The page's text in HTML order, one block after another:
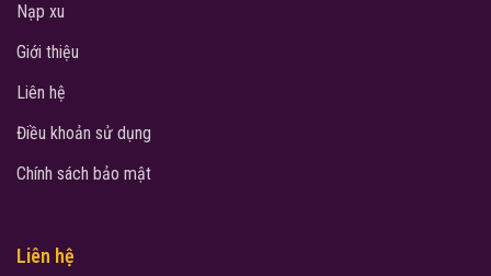
Nạp xu
Giới thiệu
Liên hệ
Điều khoản sử dụng
Chính sách bảo mật
Liên hệ